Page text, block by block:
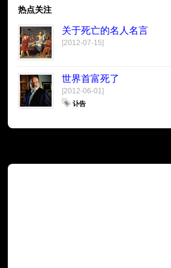
热点关注
关于死亡的名人名言
[2012-07-15]
世界首富死了
[2012-06-01]
讣告